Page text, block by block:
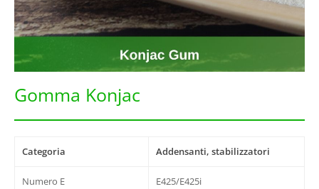
Gomma Konjac
Categoria Addensanti, stabilizzatori
Numero E E425/E425i